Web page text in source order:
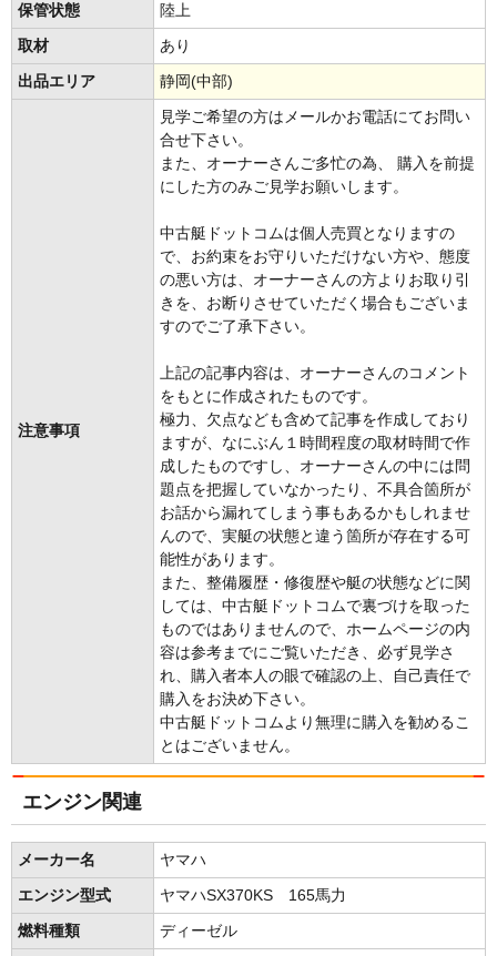
保管状態 陸上
取材 あり
出品エリア 静岡(中部)
注意事項
見学ご希望の方はメールかお電話にてお問い
合せ下さい。
また、オーナーさんご多忙の為、 購入を前提
にした方のみご見学お願いします。
中古艇ドットコムは個人売買となりますの
で、お約束をお守りいただけない方や、態度
の悪い方は、オーナーさんの方よりお取り引
きを、お断りさせていただく場合もございま
すのでご了承下さい。
上記の記事内容は、オーナーさんのコメント
をもとに作成されたものです。
極力、欠点なども含めて記事を作成しており
ますが、なにぶん１時間程度の取材時間で作
成したものですし、オーナーさんの中には問
題点を把握していなかったり、不具合箇所が
お話から漏れてしまう事もあるかもしれませ
んので、実艇の状態と違う箇所が存在する可
能性があります。
また、整備履歴・修復歴や艇の状態などに関
しては、中古艇ドットコムで裏づけを取った
ものではありませんので、ホームページの内
容は参考までにご覧いただき、必ず見学さ
れ、購入者本人の眼で確認の上、自己責任で
購入をお決め下さい。
中古艇ドットコムより無理に購入を勧めるこ
とはございません。
エンジン関連
メーカー名 ヤマハ
エンジン型式 ヤマハSX370KS 165馬力
燃料種類 ディーゼル